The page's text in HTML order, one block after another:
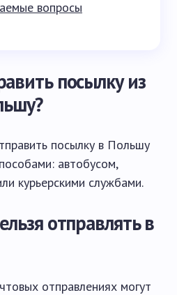
вопросы
посылку из
посылку в Польшу
автобусом,
курьерскими службами.
отправлять в
отправлениях могут